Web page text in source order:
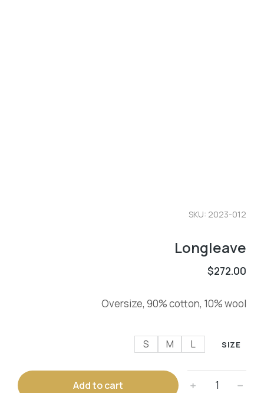
SKU: 2023-012
Longleave
$272.00
Oversize, 90% cotton, 10% wool
SIZE
L
M
S
﹣
﹢
Add to cart